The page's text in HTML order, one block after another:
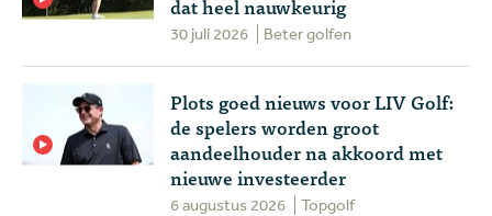
30 juli 2026 Beter golfen
Plots goed nieuws voor LIV Golf:
de spelers worden groot
aandeelhouder na akkoord met
nieuwe investeerder
6 augustus 2026 Topgolf